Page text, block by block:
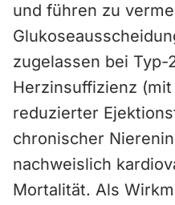
und führen zu
zugelassen bei Typ-
Herzinsuffizienz
reduzierter
chronischer
nachweislich
Mortalität. Als